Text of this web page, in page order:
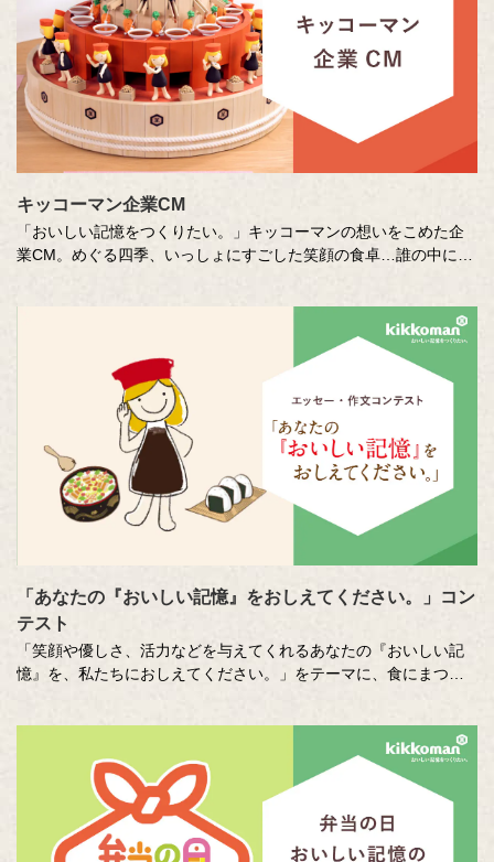
キッコーマン企業CM
「おいしい記憶をつくりたい。」キッコーマンの想いをこめた企
業CM。めぐる四季、いっしょにすごした笑顔の食卓…誰の中にも
「あなたの『おいしい記憶』をおしえてください。」コン
テスト
「笑顔や優しさ、活力などを与えてくれるあなたの『おいしい記
憶』を、私たちにおしえてください。」をテーマに、食にまつわ
各年代から数多くのこころあたたまる作品が寄せられています。
少し前向きになれる、今が大切になる。そんな「おいしい記憶」
をつづった、歴代の受賞作品をご紹介します。